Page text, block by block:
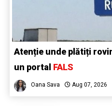
Atenție unde plătiți
un portal FALS
Oana Sava Aug 07, 2026